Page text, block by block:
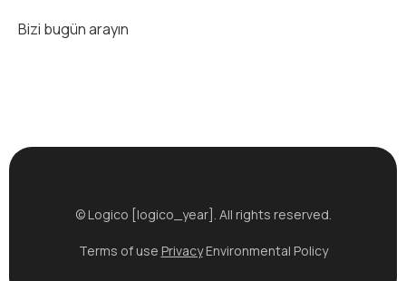
Bizi bugün arayın
© Logico [logico_year]. All rights reserved.
Terms of use PrivacyEnvironmental Policy